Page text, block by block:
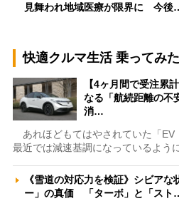
見舞われ地域医療が限界に 今後
快適クルマ生活 乗ってみ
【4ヶ月間で受注累
なる「航続距離の不
消…
あれほどもてはやされていた「EV
最近では減速基調になっているよう
《雪道の対応力を検証》シビア
ー」の真価 「ターボ」と「スト